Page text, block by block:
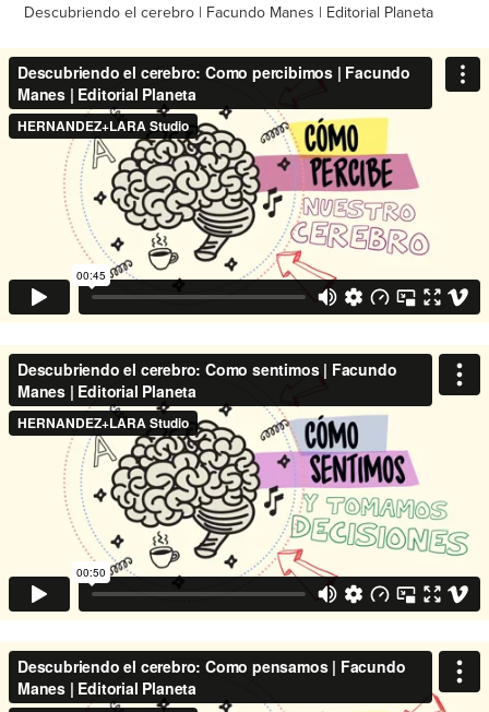
Descubriendo el cerebro | Facundo Manes | Editorial Planeta